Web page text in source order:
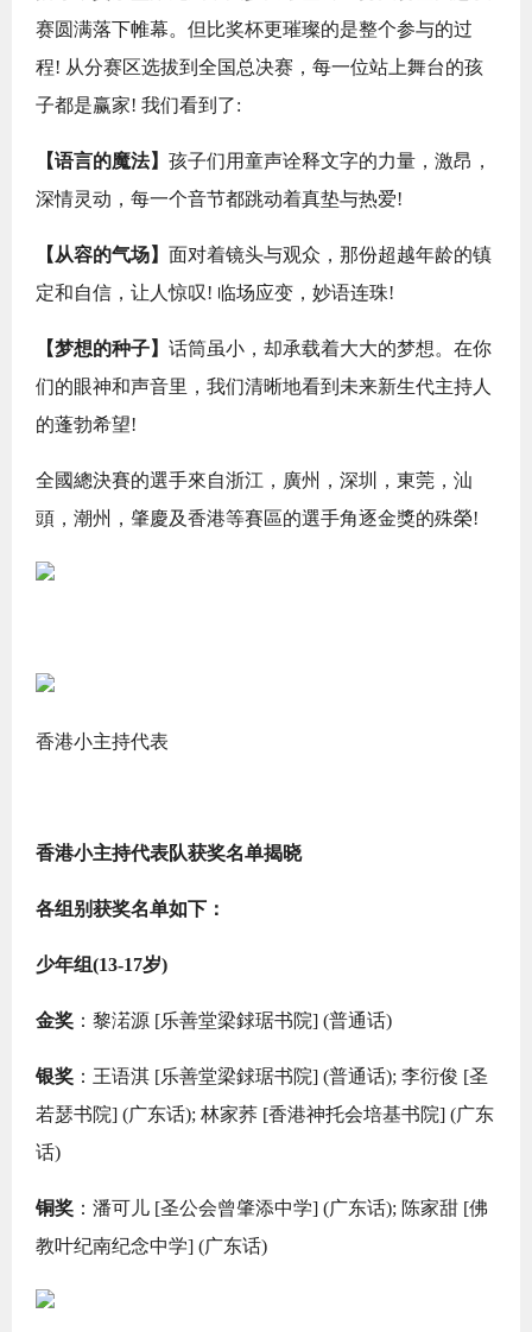
赛圆满落下帷幕。但比奖杯更璀璨的是整个参与的过
程! 从分赛区选拔到全国总决赛，每一位站上舞台的孩
子都是赢家! 我们看到了:
【语言的魔法】 孩子们用童声诠释文字的力量，激昂，
深情灵动，每一个音节都跳动着真垫与热爱!
【从容的气场】 面对着镜头与观众，那份超越年龄的镇
定和自信，让人惊叹! 临场应变，妙语连珠!
【梦想的种子】 话筒虽小，却承载着大大的梦想。在你
们的眼神和声音里，我们清晰地看到未来新生代主持人
的蓬勃希望!
全國總決賽的選手來自浙江，廣州，深圳，東莞，汕
頭，潮州，肇慶及香港等賽區的選手角逐金獎的殊榮!
香港小主持代表
香港小主持代表队获奖名单揭晓
各组别获奖名单如下：
少年组(13-17岁)
金奖 ：黎渃源 [乐善堂梁銶琚书院] (普通话)
银奖 ：王语淇 [乐善堂梁銶琚书院] (普通话); 李衍俊 [圣
若瑟书院] (广东话); 林家荞 [香港神托会培基书院] (广东
话)
铜奖 ：潘可儿 [圣公会曾肇添中学] (广东话); 陈家甜 [佛
教叶纪南纪念中学] (广东话)